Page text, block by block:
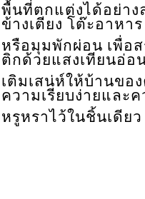
พื้นที่ตกแต่งได้อย่าง
ข้างเตียง โต๊ะอาหาร
หรือมุมพักผ่อน เพื่อ
ติกด้วยแสงเทียนอ่อ
เติมเสน่ห์ให้บ้านข
ความเรียบง่ายและค
หรูหราไว้ในชิ้นเดียว